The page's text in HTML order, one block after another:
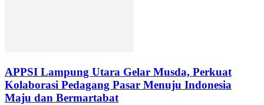
APPSI Lampung Utara Gelar Musda, Perkuat
Kolaborasi Pedagang Pasar Menuju Indonesia
Maju dan Bermartabat